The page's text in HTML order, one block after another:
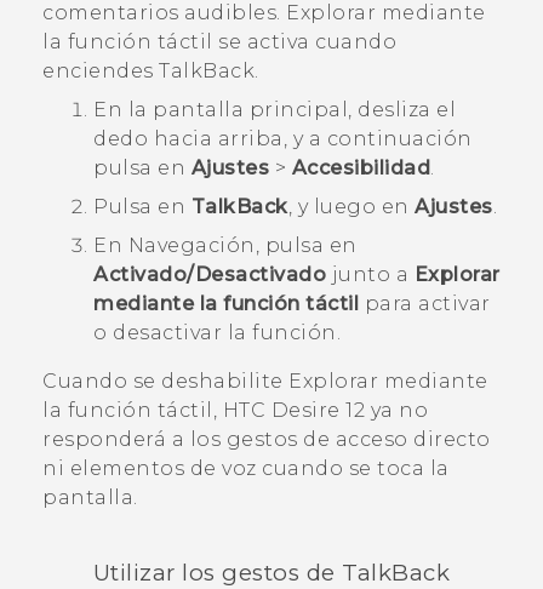
comentarios audibles. Explorar mediante
la función táctil se activa cuando
enciendes TalkBack.
En la pantalla principal , desliza el
dedo hacia arriba, y a continuación
pulsa en Ajustes > Accesibilidad .
Pulsa en TalkBack, y luego en Ajustes.
En Navegación, pulsa en
Activado/Desactivado junto a Explorar
mediante la función táctil
para activar
o desactivar la función.
Cuando se deshabilite Explorar mediante
la función táctil, HTC Desire 12 ya no
responderá a los gestos de acceso directo
ni elementos de voz cuando se toca la
pantalla.
Utilizar los gestos de TalkBack